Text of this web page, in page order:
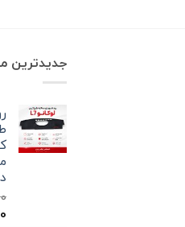
جدیدترین